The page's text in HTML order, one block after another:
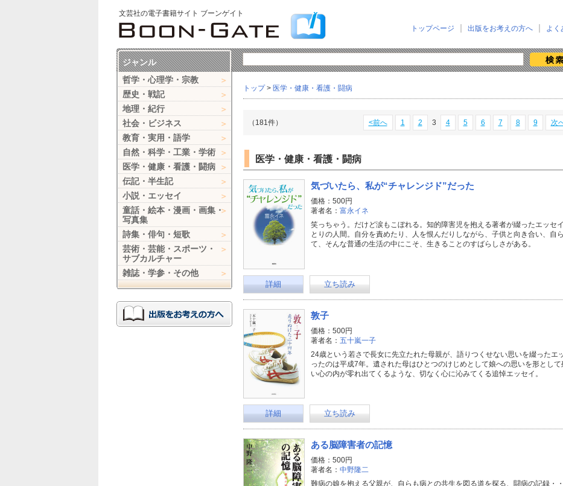
文芸社の電子書籍サイト ブーンゲイト
トップページ 出版をお考えの方へ よく
トップ> 医学・健康・看護・闘病
（181件） <前へ 1 2 3 4 5 6 7 8 9 次
医学・健康・看護・闘病
気づいたら、私が“チャレンジド”だった
価格：500円
著者名： 富永イネ
笑っちゃう。だけど涙もこぼれる。知的障害児を抱える著者が綴ったエッセ
とりの人間。自分を責めたり、人を恨んだりしながら、子供と向き合い、自
て、そんな普通の生活の中にこそ、生きることのすばらしさがある。
詳細 立ち読み
敦子
価格：500円
著者名： 五十嵐一子
24歳という若さで長女に先立たれた母親が、語りつくせない思いを綴ったエ
ったのは平成7年。遺された母はひとつのけじめとして娘への思いを形とし
い心の内が零れ出てくるような、切なく心に沁みてくる追悼エッセイ。
詳細 立ち読み
ある脳障害者の記憶
価格：500円
著者名： 中野隆二
難病の娘を抱える父親が、自らも病との共生を図る道を探る、闘病の記録・
ジャンル
哲学・心理学・宗教
歴史・戦記
地理・紀行
社会・ビジネス
教育・実用・語学
自然・科学・工業・学術
医学・健康・看護・闘病
伝記・半生記
小説・エッセイ
童話・絵本・漫画・画集・
写真集
詩集・俳句・短歌
芸術・芸能・スポーツ・
サブカルチャー
雑誌・学参・その他